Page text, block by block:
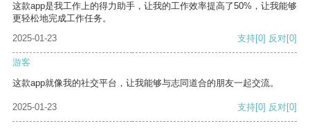
这款app是我工作上的得力助手，让我的工作效率提高了50%，让我能够
更轻松地完成工作任务。
2025-01-23
支持[0] 反对[0]
游客
这款app就像我的社交平台，让我能够与志同道合的朋友一起交流。
2025-01-23 支持[0] 反对[0]